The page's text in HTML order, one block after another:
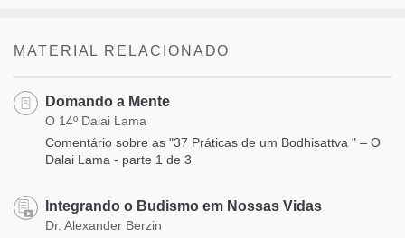
MATERIAL RELACIONADO
Domando a Mente
O 14º Dalai Lama
Comentário sobre as "37 Práticas de um Bodhisattva " – O
Dalai Lama - parte 1 de 3
Integrando o Budismo em Nossas Vidas
Dr. Alexander Berzin